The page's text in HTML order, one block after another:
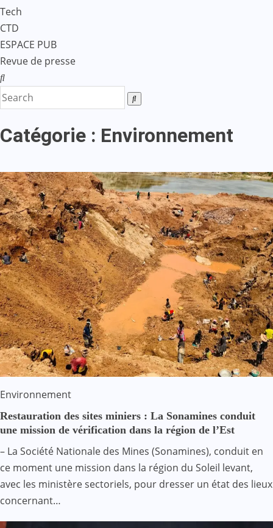
Tech
CTD
ESPACE PUB
Revue de presse
Catégorie : Environnement
Environnement
Restauration des sites miniers : La Sonamines conduit
une mission de vérification dans la région de l’Est
– La Société Nationale des Mines (Sonamines), conduit en
ce moment une mission dans la région du Soleil levant,
avec les ministère sectoriels, pour dresser un état des lieux
concernant…